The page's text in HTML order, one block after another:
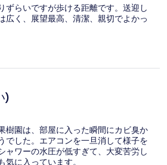
ずらいですが歩ける距離です。送迎し
広く、展望最高、清潔、親切でよかっ
)
樹園は、部屋に入った瞬間にカビ臭か
でした。エアコンを一旦消して様子を
ャワーの水圧が低すぎて、大変苦労し
気に入っています。